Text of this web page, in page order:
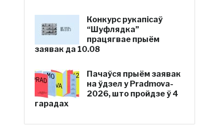
Конкурс рукапісаў
“Шуфлядка”
працягвае прыём
заявак да 10.08
Пачаўся прыём заявак
на ўдзел у Pradmova-
2026, што пройдзе ў 4
гарадах